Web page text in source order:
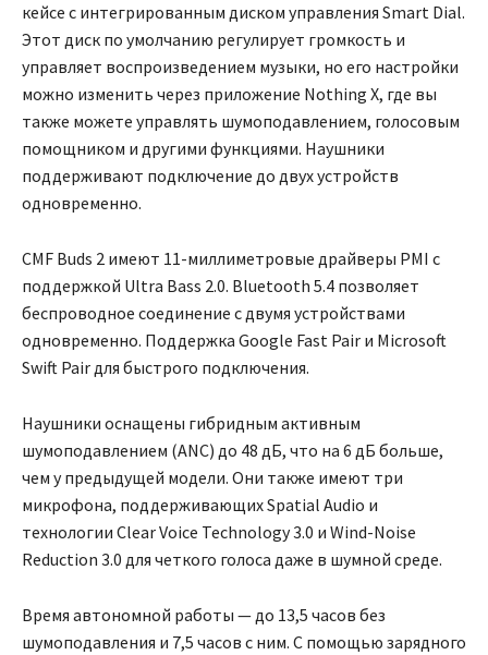
кейсе с интегрированным диском управления Smart Dial.
Этот диск по умолчанию регулирует громкость и
управляет воспроизведением музыки, но его настройки
можно изменить через приложение Nothing X, где вы
также можете управлять шумоподавлением, голосовым
помощником и другими функциями. Наушники
поддерживают подключение до двух устройств
одновременно.
CMF Buds 2 имеют 11-миллиметровые драйверы PMI с
поддержкой Ultra Bass 2.0. Bluetooth 5.4 позволяет
беспроводное соединение с двумя устройствами
одновременно. Поддержка Google Fast Pair и Microsoft
Swift Pair для быстрого подключения.
Наушники оснащены гибридным активным
шумоподавлением (ANC) до 48 дБ, что на 6 дБ больше,
чем у предыдущей модели. Они также имеют три
микрофона, поддерживающих Spatial Audio и
технологии Clear Voice Technology 3.0 и Wind-Noise
Reduction 3.0 для четкого голоса даже в шумной среде.
Время автономной работы — до 13,5 часов без
шумоподавления и 7,5 часов с ним. С помощью зарядного